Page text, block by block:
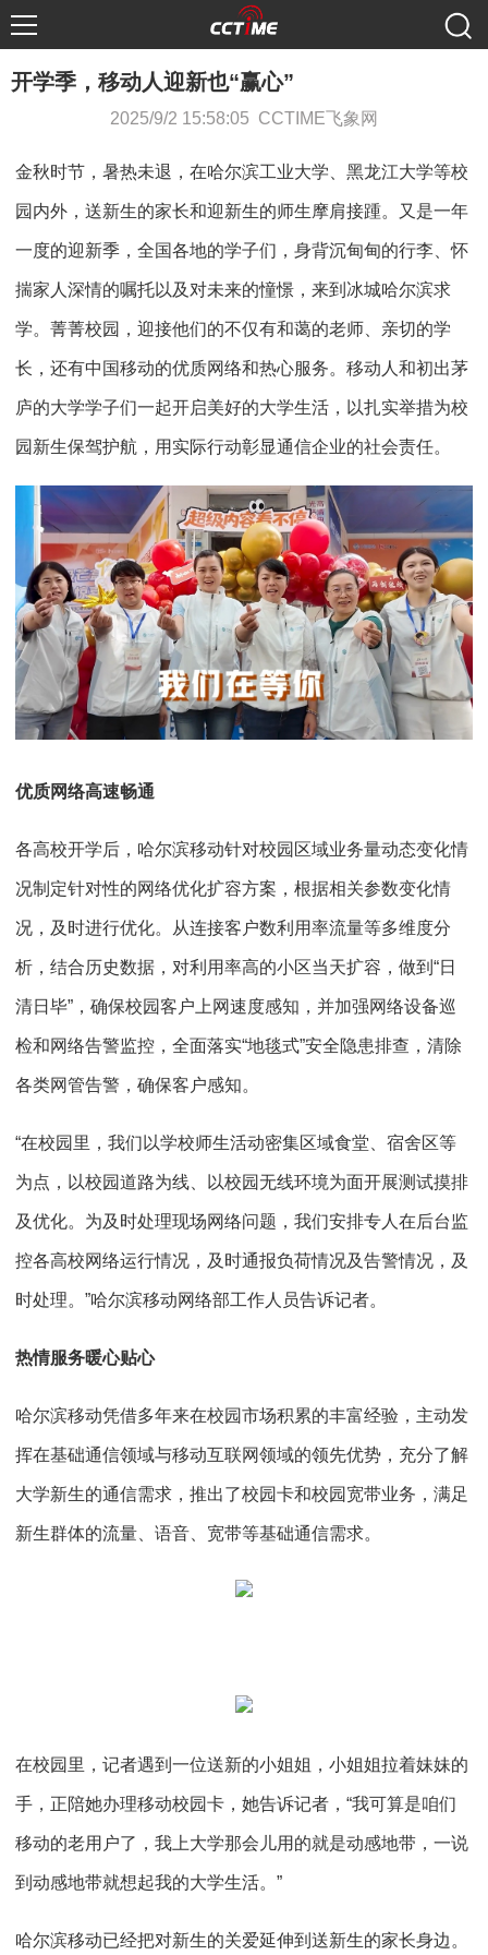
开学季，移动人迎新也“赢心”
2025/9/2 15:58:05 CCTIME飞象网
金秋时节，暑热未退，在哈尔滨工业大学、黑龙江大学等校
园内外，送新生的家长和迎新生的师生摩肩接踵。又是一年
一度的迎新季，全国各地的学子们，身背沉甸甸的行李、怀
揣家人深情的嘱托以及对未来的憧憬，来到冰城哈尔滨求
学。菁菁校园，迎接他们的不仅有和蔼的老师、亲切的学
长，还有中国移动的优质网络和热心服务。移动人和初出茅
庐的大学学子们一起开启美好的大学生活，以扎实举措为校
园新生保驾护航，用实际行动彰显通信企业的社会责任。
优质网络高速畅通
各高校开学后，哈尔滨移动针对校园区域业务量动态变化情
况制定针对性的网络优化扩容方案，根据相关参数变化情
况，及时进行优化。从连接客户数利用率流量等多维度分
析，结合历史数据，对利用率高的小区当天扩容，做到“日
清日毕”，确保校园客户上网速度感知，并加强网络设备巡
检和网络告警监控，全面落实“地毯式”安全隐患排查，清除
各类网管告警，确保客户感知。
“在校园里，我们以学校师生活动密集区域食堂、宿舍区等
为点，以校园道路为线、以校园无线环境为面开展测试摸排
及优化。为及时处理现场网络问题，我们安排专人在后台监
控各高校网络运行情况，及时通报负荷情况及告警情况，及
时处理。”哈尔滨移动网络部工作人员告诉记者。
热情服务暖心贴心
哈尔滨移动凭借多年来在校园市场积累的丰富经验，主动发
挥在基础通信领域与移动互联网领域的领先优势，充分了解
大学新生的通信需求，推出了校园卡和校园宽带业务，满足
新生群体的流量、语音、宽带等基础通信需求。
在校园里，记者遇到一位送新的小姐姐，小姐姐拉着妹妹的
手，正陪她办理移动校园卡，她告诉记者，“我可算是咱们
移动的老用户了，我上大学那会儿用的就是动感地带，一说
到动感地带就想起我的大学生活。”
哈尔滨移动已经把对新生的关爱延伸到送新生的家长身边。